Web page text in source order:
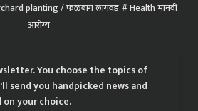
planting / फळबाग लागवड Health मानवी
आरोग्य
You choose the topics of
send you handpicked news and
your choice.